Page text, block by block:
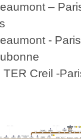
–
-
Creil -